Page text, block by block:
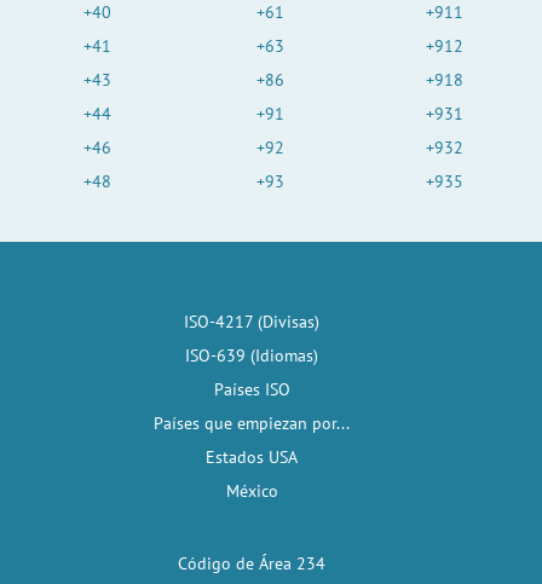
+40
+41
+43
+44
+46
+48
+61
+63
+86
+91
+92
+93
+911
+912
+918
+931
+932
+935
ISO-4217 (Divisas)
ISO-639 (Idiomas)
Países ISO
Países que empiezan por...
Estados USA
México
Código de Área 234